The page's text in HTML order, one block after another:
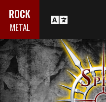
ROCK
METAL